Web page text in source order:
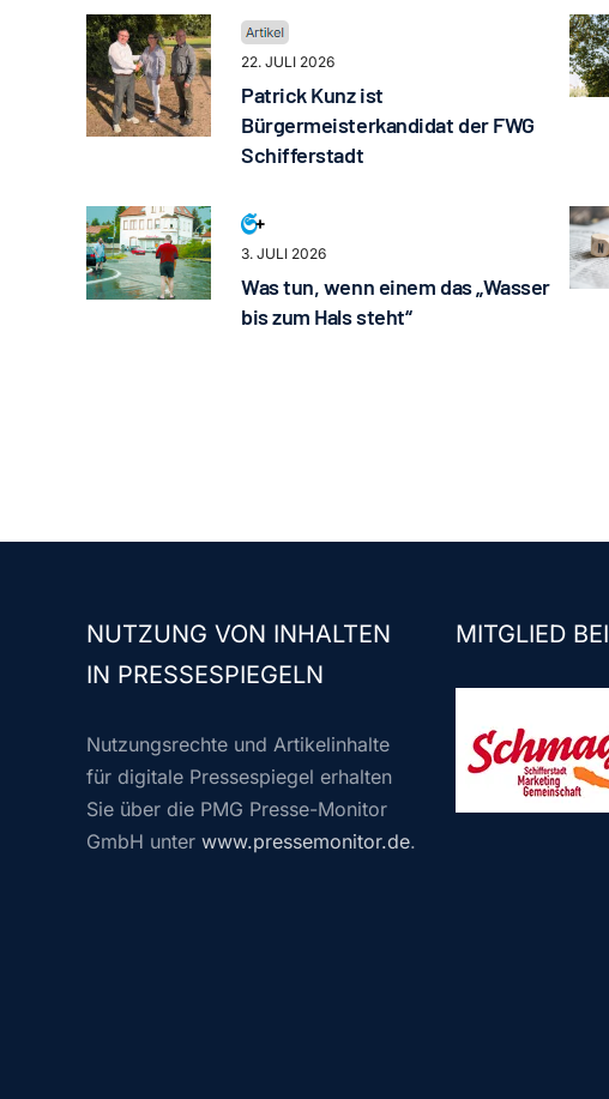
22. JULI 2026
Patrick Kunz ist
Bürgermeisterkandidat der FWG
Schifferstadt
3. JULI 2026
Was tun, wenn einem das „Wasser
bis zum Hals steht“
NUTZUNG VON INHALTEN
IN PRESSESPIEGELN
Nutzungsrechte und Artikelinhalte
für digitale Pressespiegel erhalten
Sie über die PMG Presse-Monitor
GmbH unter www.pressemonitor.de.
MITGLIED BEI